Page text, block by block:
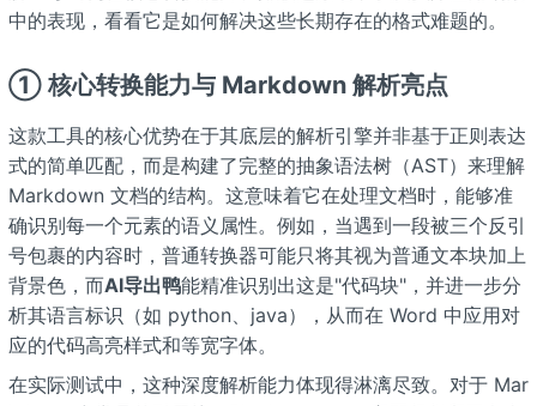
中的表现，看看它是如何解决这些长期存在的格式难题的。
① 核心转换能力与 Markdown 解析亮点
这款工具的核心优势在于其底层的解析引擎并非基于正则表达
式的简单匹配，而是构建了完整的抽象语法树（AST）来理解
Markdown 文档的结构。这意味着它在处理文档时，能够准
确识别每一个元素的语义属性。例如，当遇到一段被三个反引
号包裹的内容时，普通转换器可能只将其视为普通文本块加上
背景色，而AI导出鸭能精准识别出这是"代码块"，并进一步分
析其语言标识（如 python、java），从而在 Word 中应用对
应的代码高亮样式和等宽字体。
在实际测试中，这种深度解析能力体现得淋漓尽致。对于 Mar